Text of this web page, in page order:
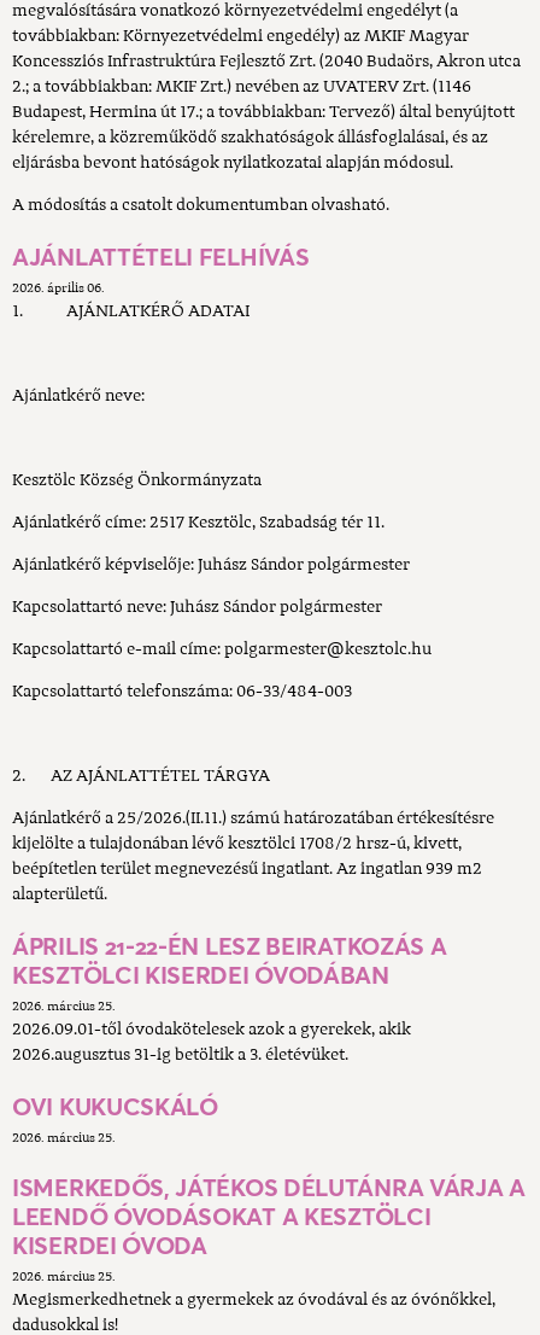
megvalósítására vonatkozó környezetvédelmi engedélyt (a
továbbiakban: Környezetvédelmi engedély) az MKIF Magyar
Koncessziós Infrastruktúra Fejlesztő Zrt. (2040 Budaörs, Akron utca
2.; a továbbiakban: MKIF Zrt.) nevében az UVATERV Zrt. (1146
Budapest, Hermina út 17.; a továbbiakban: Tervező) által benyújtott
kérelemre, a közreműködő szakhatóságok állásfoglalásai, és az
eljárásba bevont hatóságok nyilatkozatai alapján módosul.
A módosítás a csatolt dokumentumban olvasható.
AJÁNLATTÉTELI FELHÍVÁS
2026. április 06.
1. AJÁNLATKÉRŐ ADATAI
Ajánlatkérő neve:
Kesztölc Község Önkormányzata
Ajánlatkérő címe: 2517 Kesztölc, Szabadság tér 11.
Ajánlatkérő képviselője: Juhász Sándor polgármester
Kapcsolattartó neve: Juhász Sándor polgármester
Kapcsolattartó e-mail címe: polgarmester@kesztolc.hu
Kapcsolattartó telefonszáma: 06-33/484-003
2. AZ AJÁNLATTÉTEL TÁRGYA
Ajánlatkérő a 25/2026.(II.11.) számú határozatában értékesítésre
kijelölte a tulajdonában lévő kesztölci 1708/2 hrsz-ú, kivett,
beépítetlen terület megnevezésű ingatlant. Az ingatlan 939 m2
alapterületű.
ÁPRILIS 21-22-ÉN LESZ BEIRATKOZÁS A
KESZTÖLCI KISERDEI ÓVODÁBAN
2026. március 25.
2026.09.01-től óvodakötelesek azok a gyerekek, akik
2026.augusztus 31-ig betöltik a 3. életévüket.
OVI KUKUCSKÁLÓ
2026. március 25.
ISMERKEDŐS, JÁTÉKOS DÉLUTÁNRA VÁRJA A
LEENDŐ ÓVODÁSOKAT A KESZTÖLCI
KISERDEI ÓVODA
2026. március 25.
Megismerkedhetnek a gyermekek az óvodával és az óvónőkkel,
dadusokkal is!